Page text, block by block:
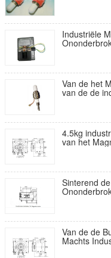
Industriële
Van de het
van de de
4.5kg
van het
Sinterend
Van de de
Machts